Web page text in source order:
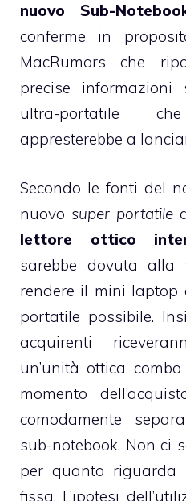
nuovo Sub-
conferme in
MacRumors che
precise informazioni
ultra-portatile
appresterebbe a
Secondo le fonti del
nuovo super portatile
lettore ottico
sarebbe dovuta
rendere il mini laptop
portatile possibile.
acquirenti
un’unità ottica
momento
comodamente
sub-notebook. Non ci
per quanto
fissa. L’ipotesi